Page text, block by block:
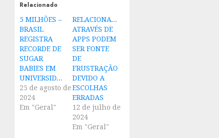
Relacionado
5 MILHÕES –
BRASIL
REGISTRA
RECORDE DE
SUGAR
BABIES EM
UNIVERSIDADES
25 de agosto de
2024
Em "Geral"
RELACIONAMENTOS
ATRAVÉS DE
APPS PODEM
SER FONTE
DE
FRUSTRAÇÃO
DEVIDO A
ESCOLHAS
ERRADAS
12 de julho de
2024
Em "Geral"